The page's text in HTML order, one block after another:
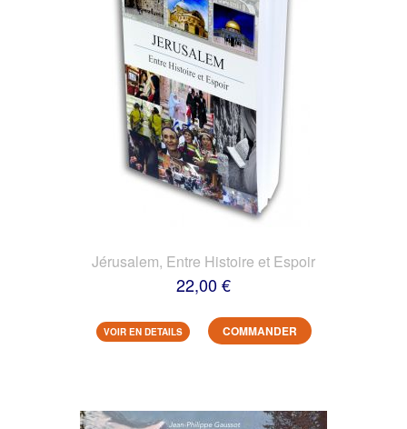
Jérusalem, Entre Histoire et Espoir
22,00 €
VOIR EN DETAILS COMMANDER